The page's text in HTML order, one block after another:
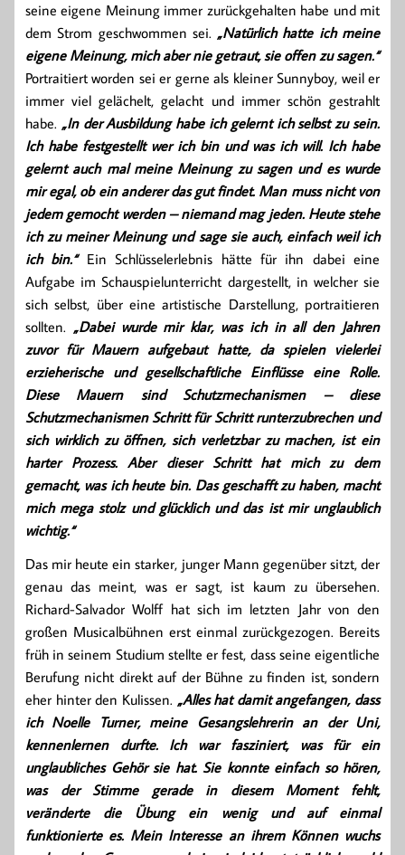
seine eigene Meinung immer zurückgehalten habe und mit
dem Strom geschwommen sei. „Natürlich hatte ich meine
eigene Meinung, mich aber nie getraut, sie offen zu sagen.“
Portraitiert worden sei er gerne als kleiner Sunnyboy, weil er
immer viel gelächelt, gelacht und immer schön gestrahlt
habe. „In der Ausbildung habe ich gelernt ich selbst zu sein.
Ich habe festgestellt wer ich bin und was ich will. Ich habe
gelernt auch mal meine Meinung zu sagen und es wurde
mir egal, ob ein anderer das gut findet. Man muss nicht von
jedem gemocht werden – niemand mag jeden. Heute stehe
ich zu meiner Meinung und sage sie auch, einfach weil ich
ich bin.“ Ein Schlüsselerlebnis hätte für ihn dabei eine
Aufgabe im Schauspielunterricht dargestellt, in welcher sie
sich selbst, über eine artistische Darstellung, portraitieren
sollten. „Dabei wurde mir klar, was ich in all den Jahren
zuvor für Mauern aufgebaut hatte, da spielen vielerlei
erzieherische und gesellschaftliche Einflüsse eine Rolle.
Diese Mauern sind Schutzmechanismen – diese
Schutzmechanismen Schritt für Schritt runterzubrechen und
sich wirklich zu öffnen, sich verletzbar zu machen, ist ein
harter Prozess. Aber dieser Schritt hat mich zu dem
gemacht, was ich heute bin. Das geschafft zu haben, macht
mich mega stolz und glücklich und das ist mir unglaublich
wichtig.“
Das mir heute ein starker, junger Mann gegenüber sitzt, der
genau das meint, was er sagt, ist kaum zu übersehen.
Richard-Salvador Wolff hat sich im letzten Jahr von den
großen Musicalbühnen erst einmal zurückgezogen. Bereits
früh in seinem Studium stellte er fest, dass seine eigentliche
Berufung nicht direkt auf der Bühne zu finden ist, sondern
eher hinter den Kulissen. „Alles hat damit angefangen, dass
ich Noelle Turner, meine Gesangslehrerin an der Uni,
kennenlernen durfte. Ich war fasziniert, was für ein
unglaubliches Gehör sie hat. Sie konnte einfach so hören,
was der Stimme gerade in diesem Moment fehlt,
veränderte die Übung ein wenig und auf einmal
funktionierte es. Mein Interesse an ihrem Können wuchs